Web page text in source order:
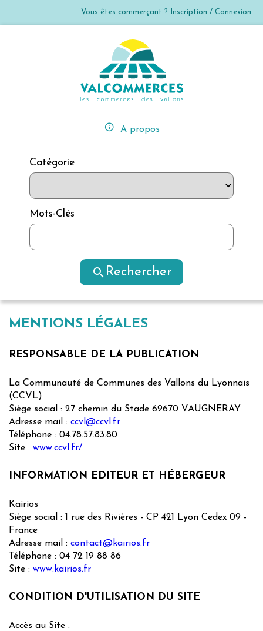
Vous êtes commerçant ? Inscription / Connexion
error_outline A propos
Catégorie
Mots-Clés
search Rechercher
MENTIONS LÉGALES
RESPONSABLE DE LA PUBLICATION
La Communauté de Communes des Vallons du Lyonnais
(CCVL)
Siège social : 27 chemin du Stade 69670 VAUGNERAY
Adresse mail : ccvl@ccvl.fr
Téléphone : 04.78.57.83.80
Site : www.ccvl.fr/
INFORMATION EDITEUR ET HÉBERGEUR
Kairios
Siège social : 1 rue des Rivières - CP 421 Lyon Cedex 09 -
France
Adresse mail : contact@kairios.fr
Téléphone : 04 72 19 88 86
Site : www.kairios.fr
CONDITION D'UTILISATION DU SITE
Accès au Site :